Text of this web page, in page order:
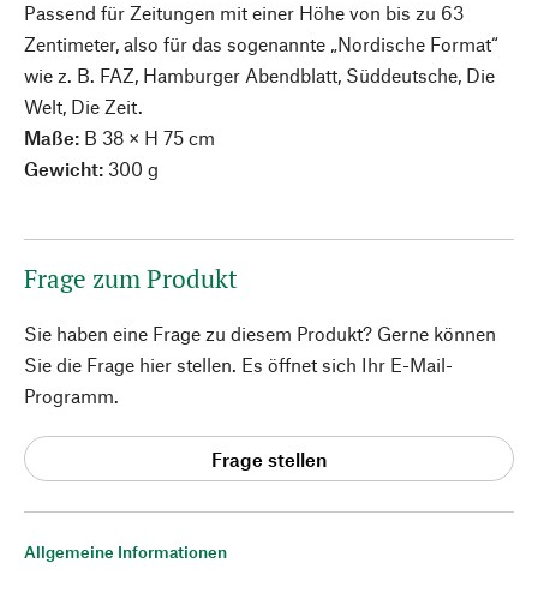
Allgemeine Informationen
Passend für Zeitungen mit einer Höhe von bis zu 63
Zentimeter, also für das sogenannte „Nordische Format“
wie z. B. FAZ, Hamburger Abendblatt, Süddeutsche, Die
Welt, Die Zeit.
Maße: B 38 × H 75 cm
Gewicht: 300 g
Frage zum Produkt
Sie haben eine Frage zu diesem Produkt? Gerne können
Sie die Frage hier stellen. Es öffnet sich Ihr E-Mail-
Programm.
Frage stellen